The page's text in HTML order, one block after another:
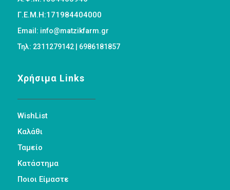
Γ.Ε.Μ.Η:171984404000
Email: info@matzikfarm.gr
Τηλ: 2311279142 | 6986181857
Χρήσιμα Links
WishList
Καλάθι
Ταμείο
Κατάστημα
Ποιοι Είμαστε